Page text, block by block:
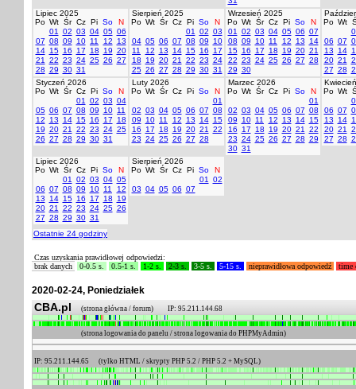
Lipiec 2025
Po Wt Śr Cz Pi So
N
01
02 03 04 05 06
07 08 09 10 11 12
13
14 15 16 17 18 19 20
21
22 23 24 25 26 27
28 29 30 31
Sierpień 2025
Po Wt Śr Cz Pi So
N
01
02 03
04 05 06 07 08 09
10
11
12 13 14 15 16
17
18
19 20 21 22 23 24
25 26 27 28 29 30 31
Wrzesień 2025
Po Wt Śr Cz Pi So
N
01
02 03 04 05 06 07
08 09 10 11 12 13
14
15 16 17 18 19 20 21
22 23 24 25 26 27 28
29 30
Po Wt
06 07
13
14
20 21
27 28
Styczeń 2026
Po Wt Śr Cz Pi So
N
01
02 03 04
05 06 07 08 09 10 11
12
13 14 15 16 17
18
19 20 21 22 23 24 25
26 27 28 29 30 31
Luty 2026
Po Wt Śr Cz Pi So
N
01
02 03 04 05 06 07 08
09
10 11 12 13 14 15
16
17 18 19 20 21
22
23 24 25 26 27 28
Marzec 2026
Po Wt Śr Cz Pi So
N
01
02 03 04 05 06 07 08
09
10 11 12 13 14 15
16
17 18 19 20 21
22
23 24 25 26 27 28 29
30 31
Po Wt
06 07
13
14
20 21
27 28
Lipiec 2026
Po Wt Śr Cz Pi So
N
01
02 03 04 05
06 07 08 09 10 11
12
13
14 15 16 17 18
19
20 21 22 23 24 25 26
27 28 29 30 31
Sierpień 2026
Po Wt Śr Cz Pi So
N
01
02
03 04 05 06 07
Ostatnie 24 godziny
Czas uzyskania prawidłowej odpowiedzi:
brak danych
0-0.5 s. 0.5-1 s. 1-2 s. 2-3 s. 3-5 s. 5-15 s. nieprawidłowa odpowiedź time
2020-02-24, Poniedziałek
CBA.pl (strona główna / forum) IP: 95.211.144.68
(strona logowania do panelu / strona logowania do PHPMyAdmin)
IP: 95.211.144.65 (tylko HTML / skrypty PHP 5.2 / PHP 5.2 + MySQL)